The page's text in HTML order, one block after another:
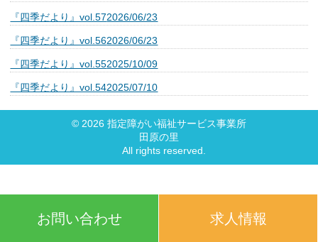
お問い合わせ 求人情報
『四季だより』vol.572026/06/23
『四季だより』vol.562026/06/23
『四季だより』vol.552025/10/09
『四季だより』vol.542025/07/10
© 2026 指定障がい福祉サービス事業所
田原の里
All rights reserved.